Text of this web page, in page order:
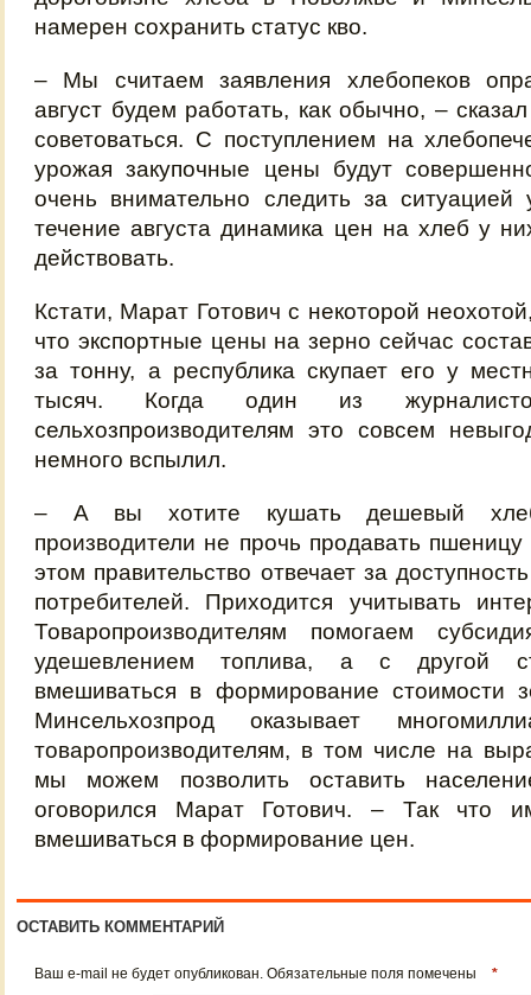
намерен сохранить статус кво.
– Мы считаем заявления хлебопеков
август будем работать, как обычно, –
советоваться. С поступлением на
урожая закупочные цены будут
очень внимательно следить за
течение августа динамика цен на хлеб у
действовать.
Кстати, Марат Готович с некоторой
что экспортные цены на зерно сейчас
за тонну, а республика скупает его у
тысяч. Когда один из
сельхозпроизводителям это совсем
немного вспылил.
– А вы хотите кушать дешевый
производители не прочь продавать
этом правительство отвечает за
потребителей. Приходится учитывать
Товаропроизводителям помогаем
удешевлением топлива, а с другой
вмешиваться в формирование стоимости
Минсельхозпрод оказывает
товаропроизводителям, в том числе на
мы можем позволить оставить
оговорился Марат Готович. – Так что
вмешиваться в формирование цен.
ОСТАВИТЬ КОММЕНТАРИЙ
Ваш e-mail не будет опубликован. Обязательные поля помечены
*